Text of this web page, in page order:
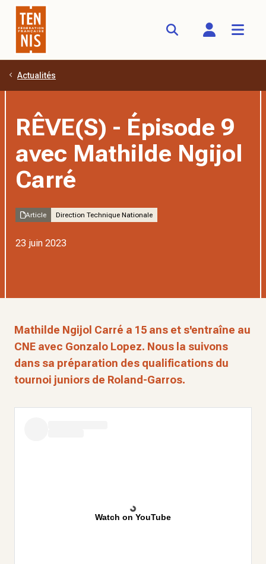
Aller au contenu principal
Actualités
RÊVE(S) - Épisode 9
avec Mathilde Ngijol
Carré
Article Direction Technique Nationale
23 juin 2023
Mathilde Ngijol Carré a 15 ans et s'entraîne au
CNE avec Gonzalo Lopez. Nous la suivons
dans sa préparation des qualifications du
tournoi juniors de Roland-Garros.
Watch on YouTube